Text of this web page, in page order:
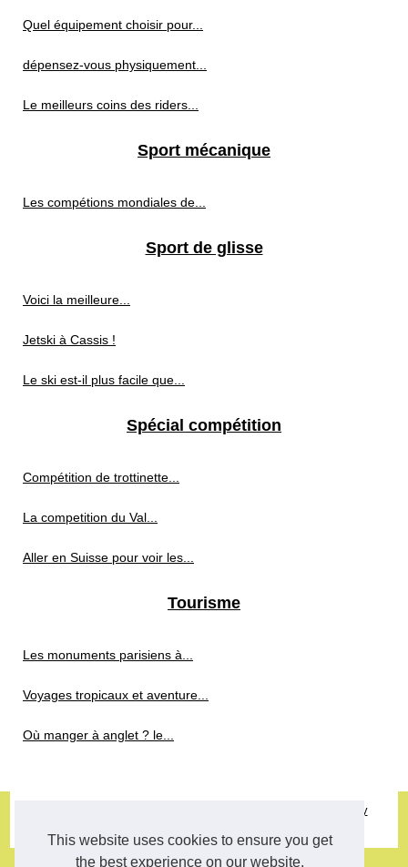
This website uses cookies to ensure you get
the best experience on our website.
Quel équipement choisir pour...
dépensez-vous physiquement...
Le meilleurs coins des riders...
Sport mécanique
Les compétions mondiales de...
Sport de glisse
Voici la meilleure...
Jetski à Cassis !
Le ski est-il plus facile que...
Spécial compétition
Compétition de trottinette...
La competition du Val...
Aller en Suisse pour voir les...
Tourisme
Les monuments parisiens à...
Voyages tropicaux et aventure...
Où manger à anglet ? le...
Cookies Policy